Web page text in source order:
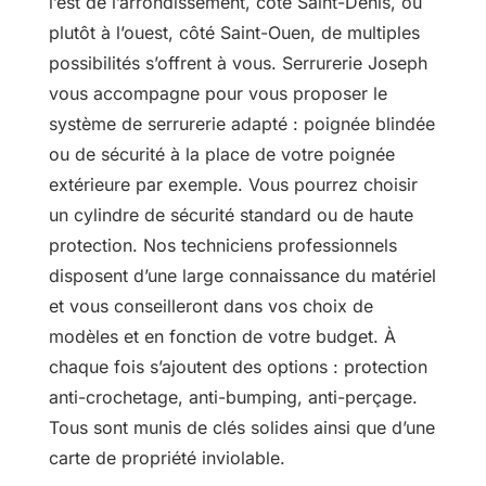
plutôt à l’ouest, côté Saint-Ouen, de multiples
possibilités s’offrent à vous. Serrurerie Joseph
vous accompagne pour vous proposer le
système de serrurerie adapté : poignée blindée
ou de sécurité à la place de votre poignée
extérieure par exemple. Vous pourrez choisir
un cylindre de sécurité standard ou de haute
protection. Nos techniciens professionnels
disposent d’une large connaissance du matériel
et vous conseilleront dans vos choix de
modèles et en fonction de votre budget. À
chaque fois s’ajoutent des options : protection
anti-crochetage, anti-bumping, anti-perçage.
Tous sont munis de clés solides ainsi que d’une
carte de propriété inviolable.